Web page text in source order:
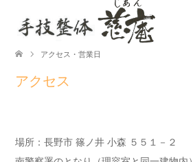
アクセス・営業日
アクセス
場所：長野市 篠ノ井 小森 ５５１－２